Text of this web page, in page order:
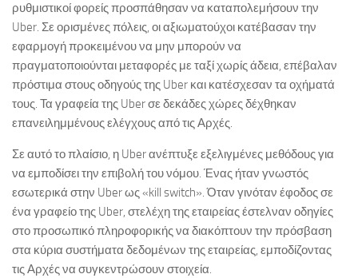
ρυθμιστικοί φορείς προσπάθησαν να καταπολεμήσουν την
Uber. Σε ορισμένες πόλεις, οι αξιωματούχοι κατέβασαν την
εφαρμογή προκειμένου να μην μπορούν να
πραγματοποιούνται μεταφορές με ταξί χωρίς άδεια, επέβαλαν
πρόστιμα στους οδηγούς της Uber και κατέσχεσαν τα οχήματά
τους. Τα γραφεία της Uber σε δεκάδες χώρες δέχθηκαν
επανειλημμένους ελέγχους από τις Αρχές.
Σε αυτό το πλαίσιο, η Uber ανέπτυξε εξελιγμένες μεθόδους για
να εμποδίσει την επιβολή του νόμου. Ένας ήταν γνωστός
εσωτερικά στην Uber ως «kill switch». Όταν γινόταν έφοδος σε
ένα γραφείο της Uber, στελέχη της εταιρείας έστελναν οδηγίες
στο προσωπικό πληροφορικής να διακόπτουν την πρόσβαση
στα κύρια συστήματα δεδομένων της εταιρείας, εμποδίζοντας
τις Αρχές να συγκεντρώσουν στοιχεία.